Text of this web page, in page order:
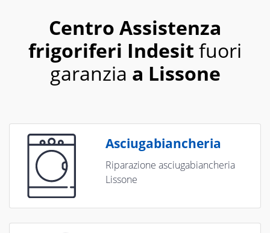
Centro Assistenza
frigoriferi Indesit fuori
garanzia a Lissone
Asciugabiancheria
Riparazione asciugabiancheria
Lissone